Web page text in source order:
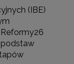
(IBE)